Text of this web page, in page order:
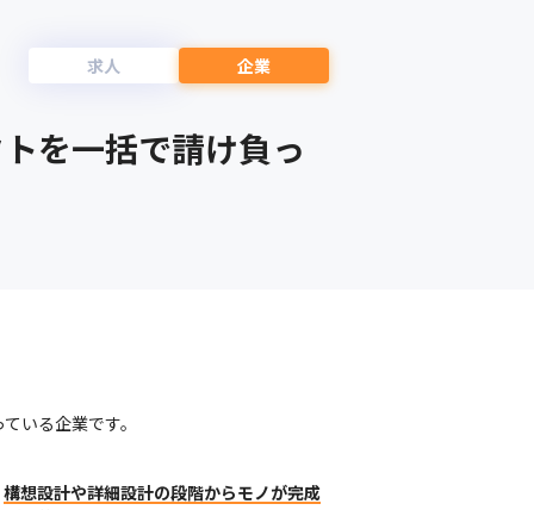
求人 企業
を一括で請け負っ
いる企業です。
構想設計や詳細設計の段階からモノが完成